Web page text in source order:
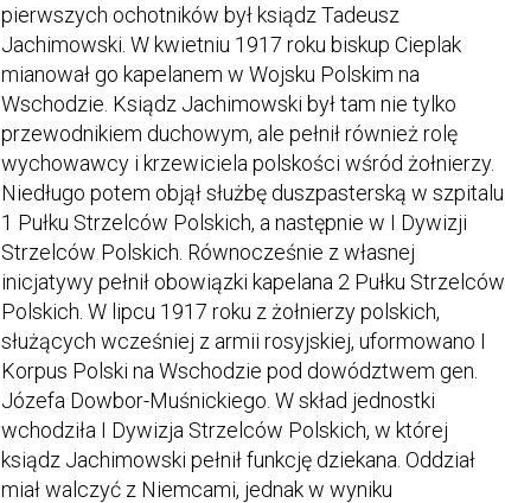
pierwszych ochotników był ksiądz Tadeusz
Jachimowski. W kwietniu 1917 roku biskup Cieplak
mianował go kapelanem w Wojsku Polskim na
Wschodzie. Ksiądz Jachimowski był tam nie tylko
przewodnikiem duchowym, ale pełnił również rolę
wychowawcy i krzewiciela polskości wśród żołnierzy.
Niedługo potem objął służbę duszpasterską w szpitalu
1 Pułku Strzelców Polskich, a następnie w I Dywizji
Strzelców Polskich. Równocześnie z własnej
inicjatywy pełnił obowiązki kapelana 2 Pułku Strzelców
Polskich. W lipcu 1917 roku z żołnierzy polskich,
służących wcześniej z armii rosyjskiej, uformowano I
Korpus Polski na Wschodzie pod dowództwem gen.
Józefa Dowbor-Muśnickiego. W skład jednostki
wchodziła I Dywizja Strzelców Polskich, w której
ksiądz Jachimowski pełnił funkcję dziekana. Oddział
miał walczyć z Niemcami, jednak w wyniku